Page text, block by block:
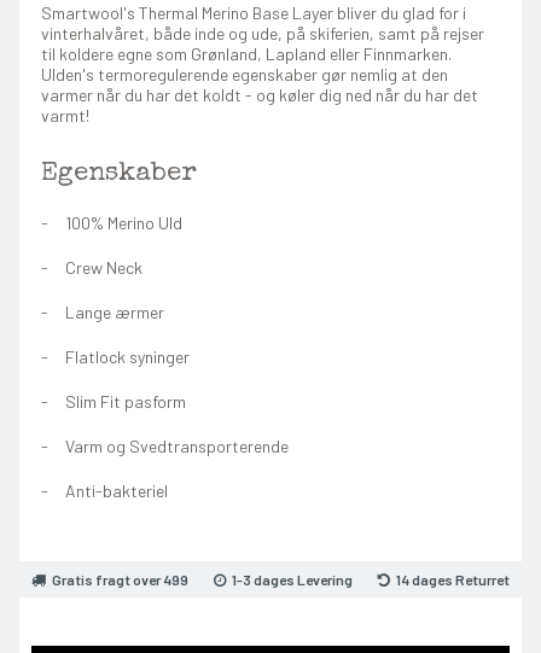
Smartwool's Thermal Merino Base Layer bliver du glad for i
vinterhalvåret, både inde og ude, på skiferien, samt på rejser
til koldere egne som Grønland, Lapland eller Finnmarken.
Ulden's termoregulerende egenskaber gør nemlig at den
varmer når du har det koldt - og køler dig ned når du har det
varmt!
Egenskaber
100% Merino Uld
Crew Neck
Lange ærmer
Flatlock syninger
Slim Fit pasform
Varm og Svedtransporterende
Anti-bakteriel
Gratis fragt over 499 1-3 dages Levering 14 dages Returret